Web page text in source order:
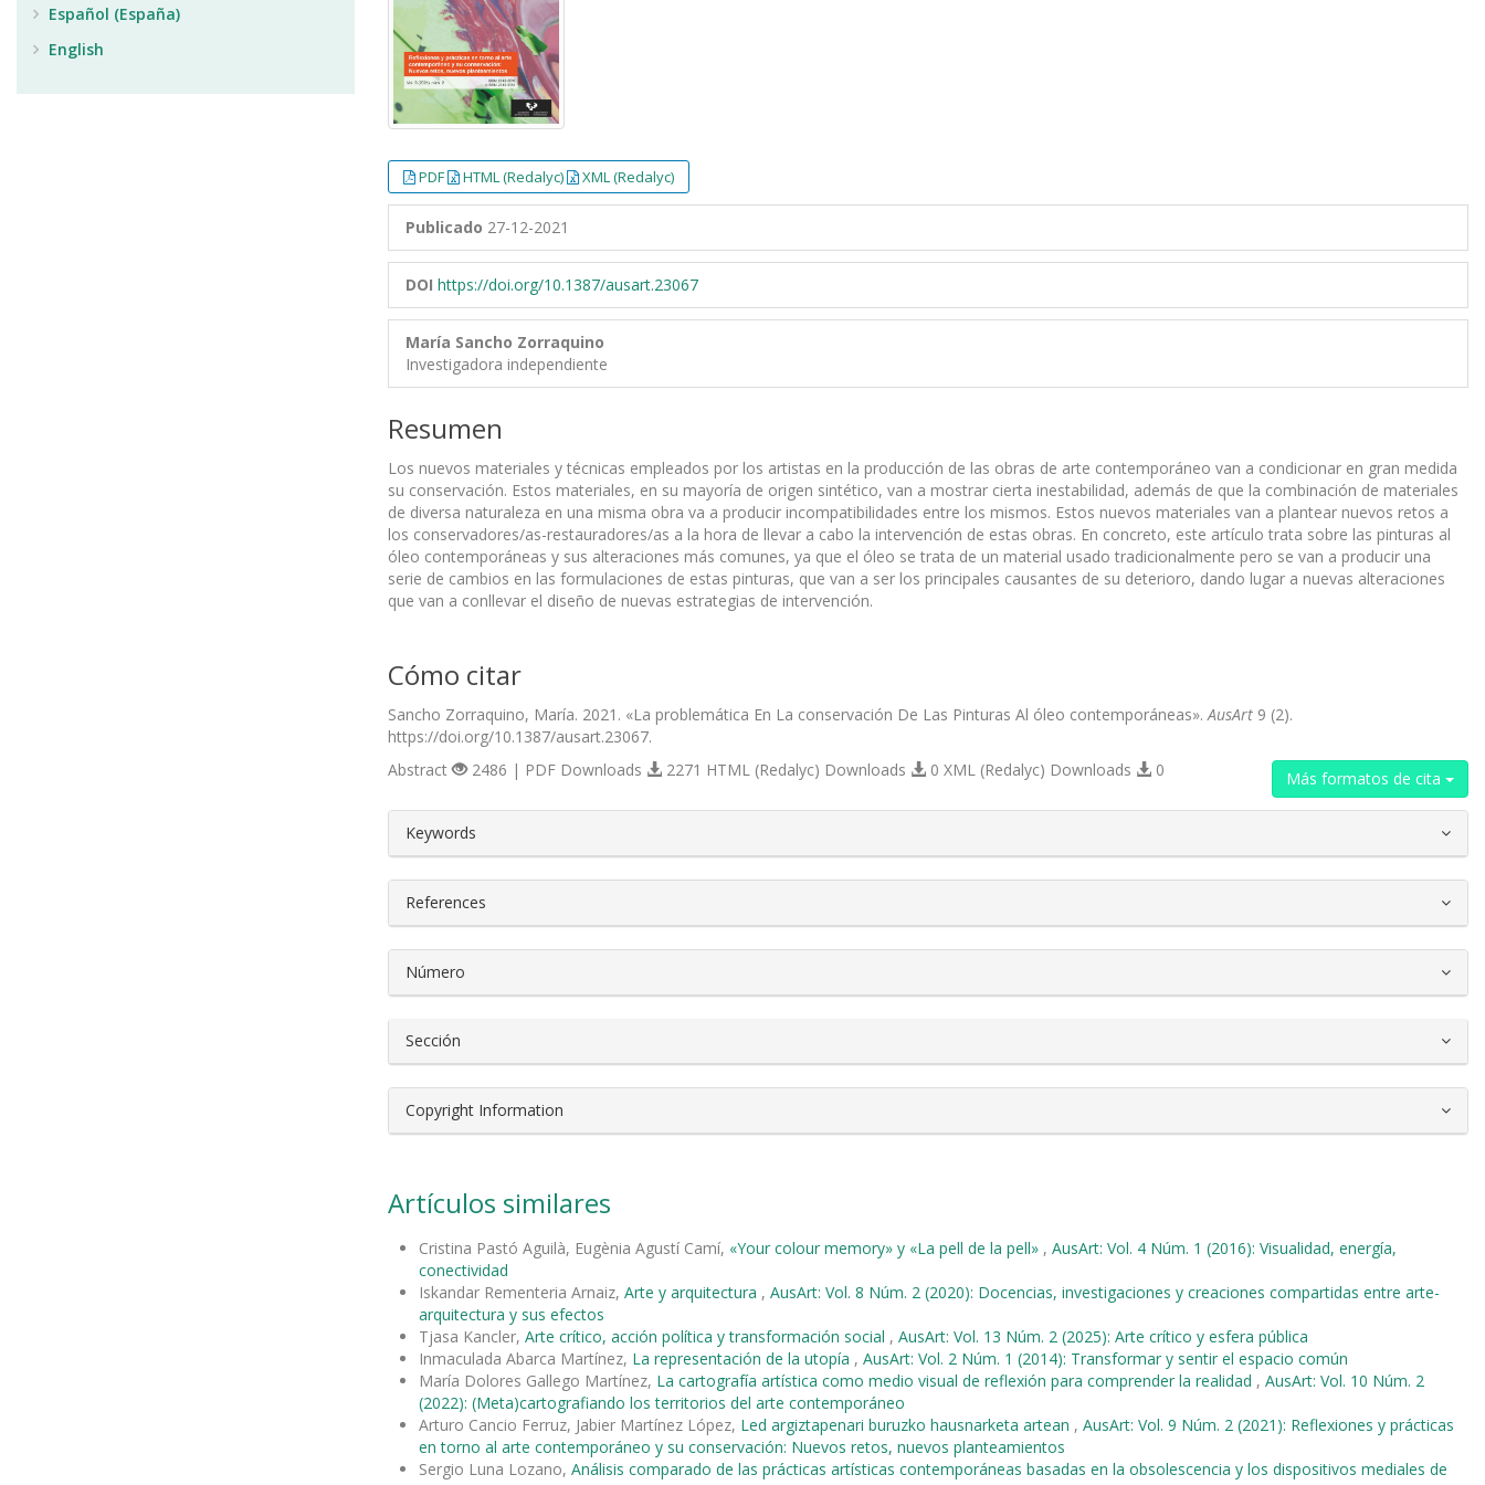
PDF HTML (Redalyc) XML (Redalyc)
Publicado 27-12-2021
DOI https://doi.org/10.1387/ausart.23067
María Sancho Zorraquino
Investigadora independiente
Resumen
Los nuevos materiales y técnicas empleados por los artistas en la producción de las obras de arte contemporáneo van a condicionar en gran medida
su conservación. Estos materiales, en su mayoría de origen sintético, van a mostrar cierta inestabilidad, además de que la combinación de materiales
de diversa naturaleza en una misma obra va a producir incompatibilidades entre los mismos. Estos nuevos materiales van a plantear nuevos retos a
los conservadores/as-restauradores/as a la hora de llevar a cabo la intervención de estas obras. En concreto, este artículo trata sobre las pinturas al
óleo contemporáneas y sus alteraciones más comunes, ya que el óleo se trata de un material usado tradicionalmente pero se van a producir una
serie de cambios en las formulaciones de estas pinturas, que van a ser los principales causantes de su deterioro, dando lugar a nuevas alteraciones
que van a conllevar el diseño de nuevas estrategias de intervención.
Cómo citar
Sancho Zorraquino, María. 2021. «La problemática En La conservación De Las Pinturas Al óleo contemporáneas». AusArt 9 (2).
https://doi.org/10.1387/ausart.23067.
Más formatos de cita
Abstract 2486 | PDF Downloads 2271 HTML (Redalyc) Downloads 0 XML (Redalyc) Downloads 0
##plugins.themes.bootstrap3.article.details##
Keywords
References
Número
Sección
Copyright Information
Artículos similares
Cristina Pastó Aguilà, Eugènia Agustí Camí, «Your colour memory» y «La pell de la pell» , AusArt: Vol. 4 Núm. 1 (2016): Visualidad, energía,
conectividad
Iskandar Rementeria Arnaiz, Arte y arquitectura , AusArt: Vol. 8 Núm. 2 (2020): Docencias, investigaciones y creaciones compartidas entre arte-
arquitectura y sus efectos
Tjasa Kancler, Arte crítico, acción política y transformación social , AusArt: Vol. 13 Núm. 2 (2025): Arte crítico y esfera pública
Inmaculada Abarca Martínez, La representación de la utopía , AusArt: Vol. 2 Núm. 1 (2014): Transformar y sentir el espacio común
María Dolores Gallego Martínez, La cartografía artística como medio visual de reflexión para comprender la realidad , AusArt: Vol. 10 Núm. 2
(2022): (Meta)cartografiando los territorios del arte contemporáneo
Arturo Cancio Ferruz, Jabier Martínez López, Led argiztapenari buruzko hausnarketa artean , AusArt: Vol. 9 Núm. 2 (2021): Reflexiones y prácticas
en torno al arte contemporáneo y su conservación: Nuevos retos, nuevos planteamientos
Sergio Luna Lozano, Análisis comparado de las prácticas artísticas contemporáneas basadas en la obsolescencia y los dispositivos mediales de
Español (España)
English